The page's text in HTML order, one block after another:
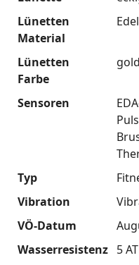
Lünetten
Material
Lünetten
Farbe
gold
Sensoren
Typ
Vibration
VÖ-Datum
Wasserresistenz 5